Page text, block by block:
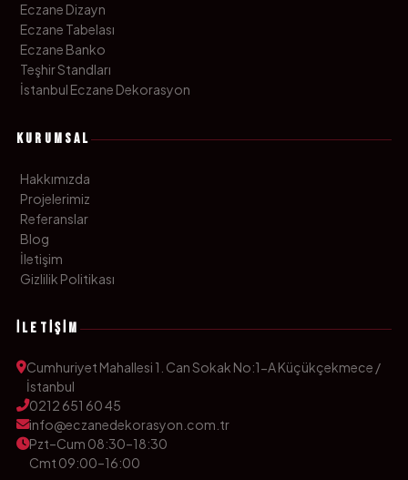
Eczane Dizayn
Eczane Tabelası
Eczane Banko
Teşhir Standları
İstanbul Eczane Dekorasyon
KURUMSAL
Hakkımızda
Projelerimiz
Referanslar
Blog
İletişim
Gizlilik Politikası
İLETIŞIM
Cumhuriyet Mahallesi 1. Can Sokak No:1-A Küçükçekmece /
İstanbul
0212 651 60 45
info@eczanedekorasyon.com.tr
Pzt–Cum 08:30–18:30
Cmt 09:00–16:00